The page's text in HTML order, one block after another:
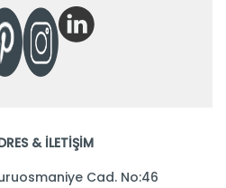
& İLETİŞİM
Cad. No:46